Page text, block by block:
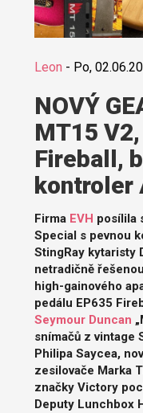
Leon - Po,
NOVÝ
MT15
Fireball,
kontroler
Firma EVH posílila
Special s pevnou
StingRay kytaristy
netradičně
high-gainového
pedálu EP635
Seymour Duncan
snímačů z vintage
Philipa Saycea,
zesilovače Marka
značky Victory
Deputy Lunchbox